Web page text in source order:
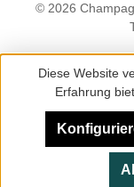
© 2026
Diese Website
Erfahrung